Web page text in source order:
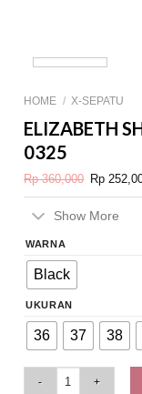
HOME / X-SEPATU
ELIZABETH
0325
Rp360,000
Original
price
Rp
Show More
WARNA
Black
UKURAN
36 37 38